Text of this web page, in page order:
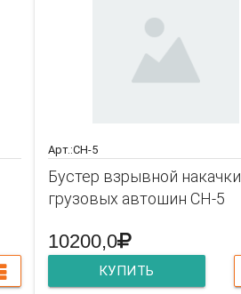
Арт.:CH-5
Бустер взрывной накачки
грузовых автошин CH-5
10200,0
КУПИТЬ